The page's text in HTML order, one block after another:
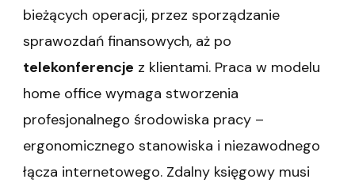
bieżących operacji, przez sporządzanie
sprawozdań finansowych, aż po
telekonferencje z klientami. Praca w modelu
home office wymaga stworzenia
profesjonalnego środowiska pracy –
ergonomicznego stanowiska i niezawodnego
łącza internetowego. Zdalny księgowy musi